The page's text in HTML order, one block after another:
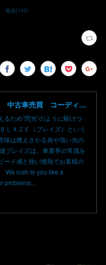
鈑金(143)
高崎で輸入車修理 中古車売買 コーディングならBLAZE（ブレイズ）へ│BLAZE Total Car Support & Modify in Takasaki Gunma
るため”閃光”のように駆けつ
ＬＡＺＥ（ブレイズ）という
味は燃えさかる炎や強い光の
ブレイズは、車業界の常識を
ード感と熱い情熱でお客様の
We rush to you like a
problems...